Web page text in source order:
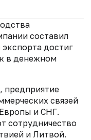
составил
достиг
в денежном
предприятие
связей
и СНГ.
сотрудничество
и Литвой.